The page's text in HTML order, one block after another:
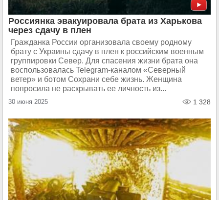
Россиянка эвакуировала брата из Харькова
через сдачу в плен
Гражданка России организовала своему родному
брату с Украины сдачу в плен к российским военным
группировки Север. Для спасения жизни брата она
воспользовалась Telegram-каналом «Северный
ветер» и ботом Сохрани себе жизнь. Женщина
попросила не раскрывать ее личность из...
30 июня 2025 1 328